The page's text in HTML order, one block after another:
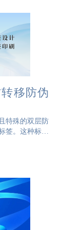
移防伪
特殊的双层防
签。这种标签
品真伪识别和
特性，使其在